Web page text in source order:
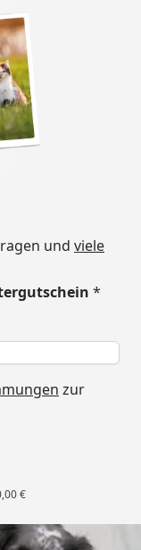
und viele
*
zur
€